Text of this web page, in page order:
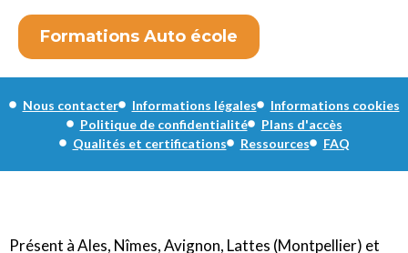
Formations Auto école
Nous contacter Informations légales
Informations cookies
Politique de confidentialité
Plans d'accès
Qualités et certifications
Ressources FAQ
Présent à Ales, Nîmes, Avignon, Lattes (Montpellier) et